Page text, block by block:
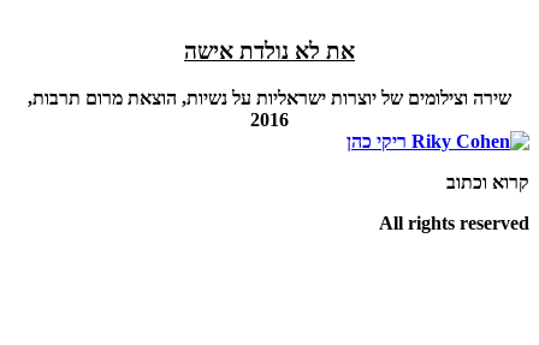
את לא נולדת אישה
שירה וצילומים של יוצרות ישראליות על נשיות, הוצאת מרום תרבות,
2016
קרוא וכתוב
All rights reserved